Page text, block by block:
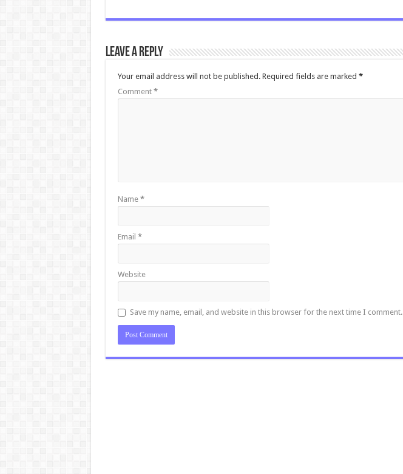
Leave a Reply
Your email address will not be published. Required fields are marked *
Comment *
Name *
Email *
Website
Save my name, email, and website in this browser for the next time I comment.